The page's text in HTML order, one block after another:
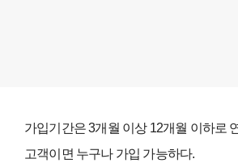
가입기간은 3개월 이상 12개월 이하로
고객이면 누구나 가입 가능하다.